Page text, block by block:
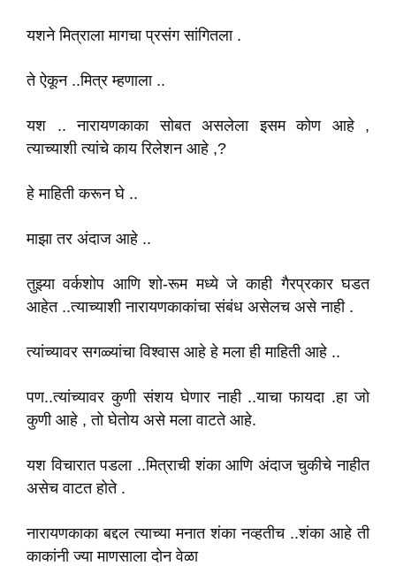
यशने मित्राला मागचा प्रसंग सांगितला .
ते ऐकून ..मित्र म्हणाला ..
यश .. नारायणकाका सोबत असलेला इसम कोण आहे ,
त्याच्याशी त्यांचे काय रिलेशन आहे ,?
हे माहिती करून घे ..
माझा तर अंदाज आहे ..
तुझ्या वर्कशोप आणि शो-रूम मध्ये जे काही गैरप्रकार घडत
आहेत ..त्याच्याशी नारायणकाकांचा संबंध असेलच असे नाही .
त्यांच्यावर सगळ्यांचा विश्वास आहे हे मला ही माहिती आहे ..
पण..त्यांच्यावर कुणी संशय घेणार नाही ..याचा फायदा .हा जो
कुणी आहे , तो घेतोय असे मला वाटते आहे.
यश विचारात पडला ..मित्राची शंका आणि अंदाज चुकीचे नाहीत
असेच वाटत होते .
नारायणकाका बद्दल त्याच्या मनात शंका नव्हतीच ..शंका आहे ती
काकांनी ज्या माणसाला दोन वेळा